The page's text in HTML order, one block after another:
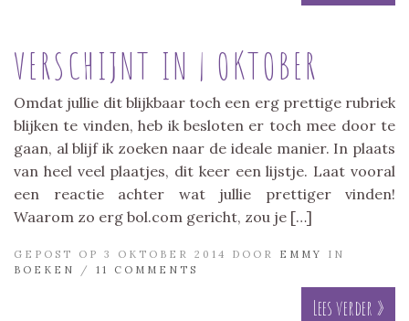
VERSCHIJNT IN | OKTOBER
Omdat jullie dit blijkbaar toch een erg prettige rubriek
blijken te vinden, heb ik besloten er toch mee door te
gaan, al blijf ik zoeken naar de ideale manier. In plaats
van heel veel plaatjes, dit keer een lijstje. Laat vooral
een reactie achter wat jullie prettiger vinden!
Waarom zo erg bol.com gericht, zou je […]
GEPOST OP 3 OKTOBER 2014 DOOR EMMY
IN
BOEKEN
/ 11 COMMENTS
Lees verder »